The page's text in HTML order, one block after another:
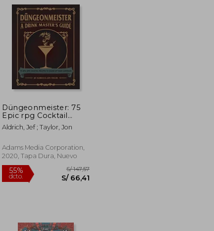
S/ 89,87 dcto.
Düngeonmeister: 75
Epic rpg Cocktail
Recipes to Shake up
Your Campaign
Series) (en Inglés)
Aldrich, Jef ; Taylor, Jon
Adams Media Corporation,
2020, Tapa Dura, Nuevo